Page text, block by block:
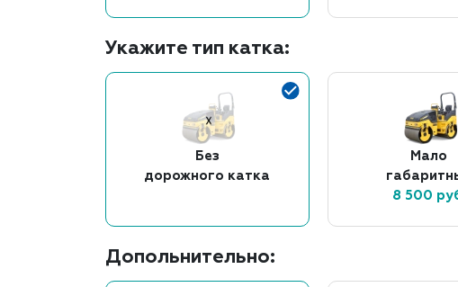
Укажите тип катка:
Без
дорожного катка
Мало
8 500
Допольнительно: